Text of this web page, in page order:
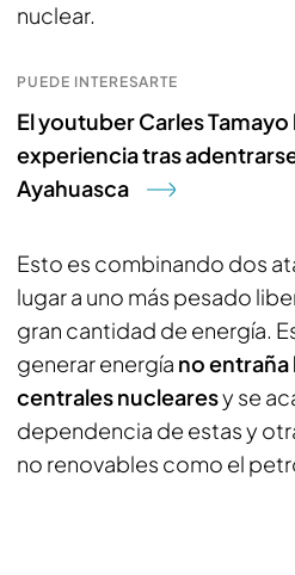
nuclear.
PUEDE INTERESARTE
El youtuber Carles Tamayo
experiencia tras
Ayahuasca
Esto es combinando dos
lugar a uno más pesado
gran cantidad de energía.
generar energía no entraña
centrales nuclearesy se
dependencia de estas y
no renovables como el